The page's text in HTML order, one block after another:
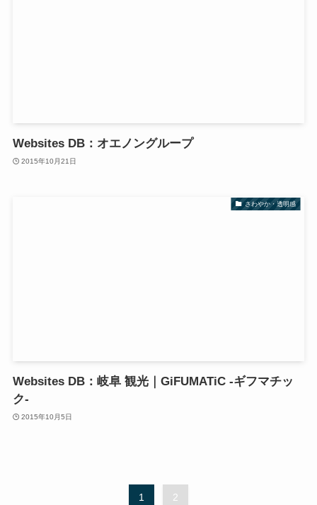
Websites DB：オエノングループ
2015年10月21日
さわやか・透明感
Websites DB：岐阜 観光｜GiFUMATiC -ギフマチッ
ク-
2015年10月5日
1 2